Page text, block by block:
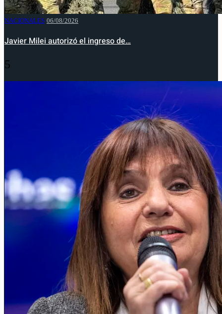
NACIONALES 06/08/2026
Javier Milei autorizó el ingreso de…
5